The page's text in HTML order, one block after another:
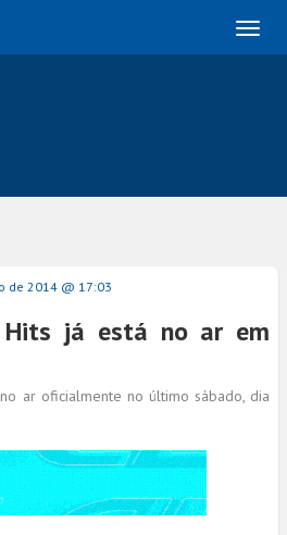
de 2014 @ 17:03
Hits já está no ar em
ar oficialmente no último sábado, dia